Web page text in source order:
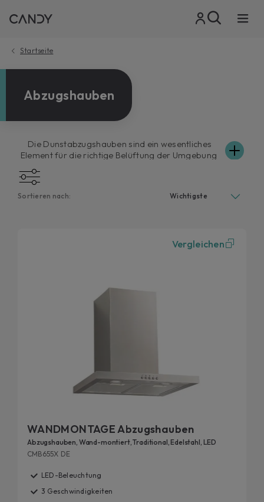
Startseite
Ab­zugs­hau­ben
Die Dunstabzugshauben sind ein wesentliches
Element für die richtige Belüftung der Umgebung
und beseitigen Gerüche, die bei der Zubereitung
von Mahlzeiten entstehen. Candy bietet Ihnen
Dunstabzugshauben, die Ihre Küche dank des
Dunstabzugshauben sind sowohl freistehend als
Dunstabzugshauben von Candy verfügen über
unterschiedliche Leistungsstufen und spezielle
Sortieren nach:
Vergleichen
WANDMONTAGE Abzugshauben
Abzugshauben, Wand-montiert, Traditional, Edelstahl, LED
CMB655X DE
LED-Beleuchtung
3 Geschwindigkeiten